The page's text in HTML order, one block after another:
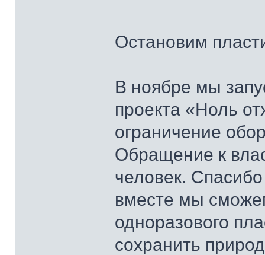
Остановим
В ноябре мы
проекта «Ноль
ограничение
Обращение к
человек.
вместе мы
одноразового
сохранить